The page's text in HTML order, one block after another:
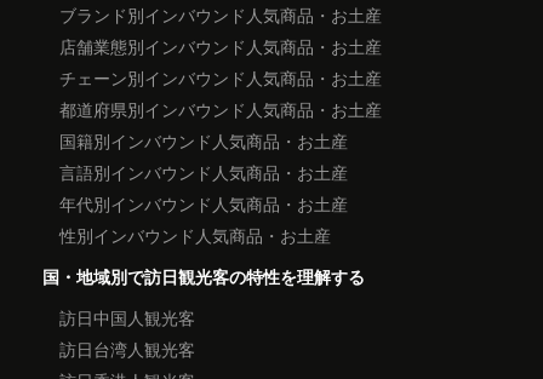
ブランド別インバウンド人気商品・お土産
店舗業態別インバウンド人気商品・お土産
チェーン別インバウンド人気商品・お土産
都道府県別インバウンド人気商品・お土産
国籍別インバウンド人気商品・お土産
言語別インバウンド人気商品・お土産
年代別インバウンド人気商品・お土産
性別インバウンド人気商品・お土産
国・地域別で訪日観光客の特性を理解する
訪日中国人観光客
訪日台湾人観光客